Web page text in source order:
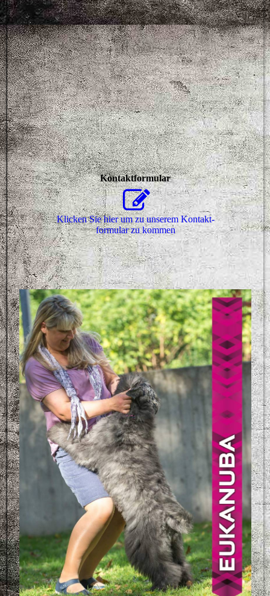
Kontaktformular
Klicken Sie hier um zu unserem Kon­takt­
for­mu­lar zu kommen